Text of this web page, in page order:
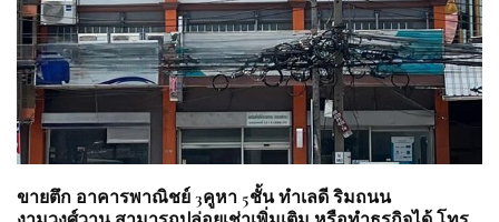
ขายตึก อาคารพาณิชย์ 3คูหา 5ชั้น ทำเลดี ริมถนน